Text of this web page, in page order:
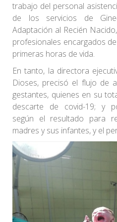
trabajo del personal
de los servicios de
Adaptación al Recién
profesionales encargados
primeras horas de vida.
En tanto, la directora
Dioses, precisó el flujo de
gestantes, quienes en su
descarte de covid-19; y
según el resultado para
madres y sus infantes, y el